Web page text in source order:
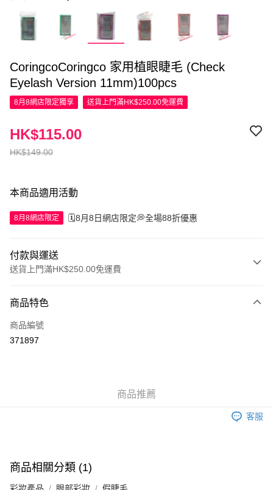
CoringcoCoringco 家用植眼睫毛 (Check
Eyelash Version 11mm)100pcs
8月8網店限定獨享 送貨上門滿HK$250.00免運費
HK$149.00
HK$115.00
本商品適用活動
8月8網店限定 🗓️8月8日網店限定💭全場88折優惠
付款與運送
送貨上門滿HK$250.00免運費
信用卡
Apple Pay
付款後門市自取，訂單確認後2-4個工作天到店，7天內取。逾期後
商品特色
商品編號
371897
商品推薦
客服
商品相關分類 (1)